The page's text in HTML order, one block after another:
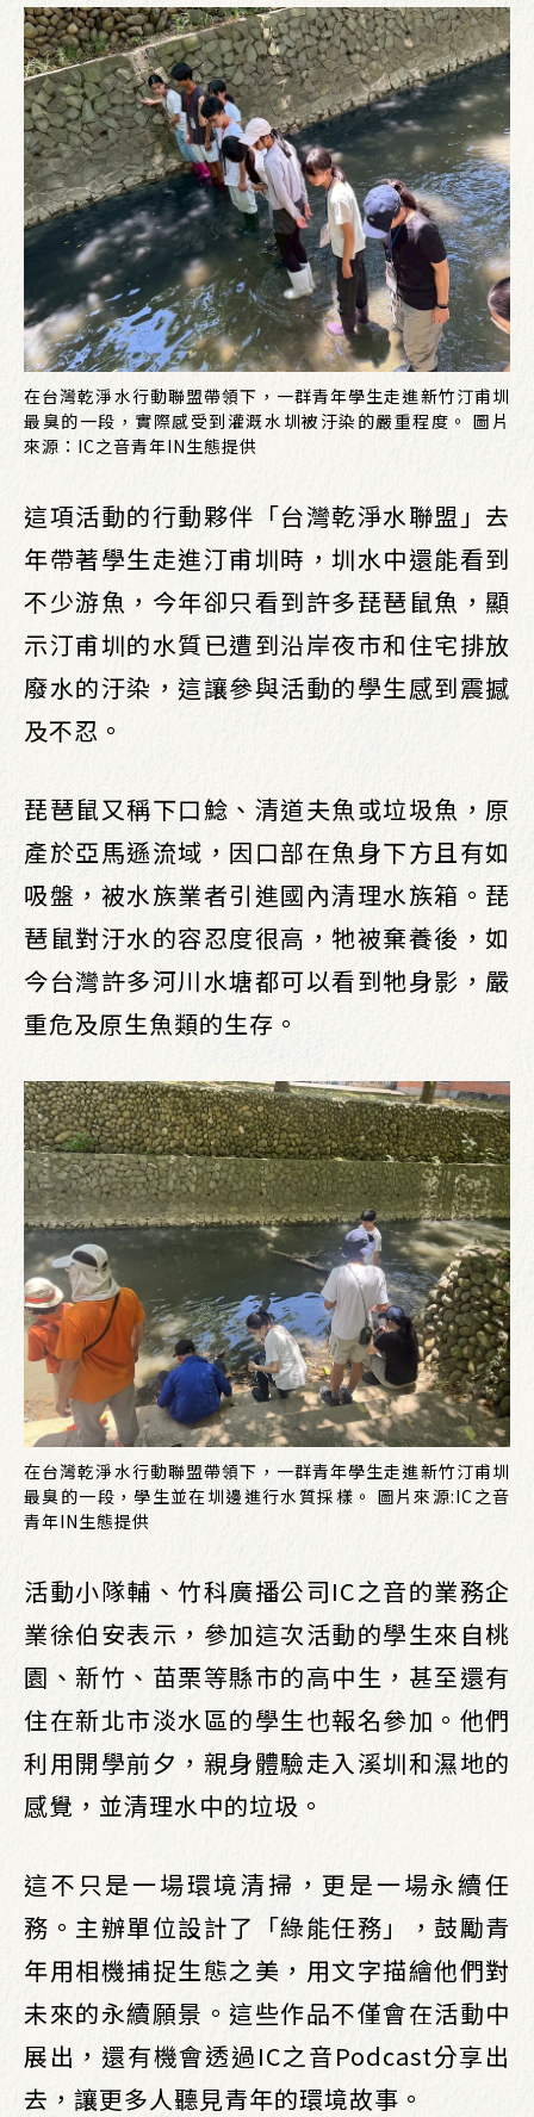
在台灣乾淨水行動聯盟帶領下，一群青年學生走進新竹汀甫圳
最臭的一段，實際感受到灌溉水圳被汙染的嚴重程度。 圖片
來源：IC之音青年IN生態提供
這項活動的行動夥伴「台灣乾淨水聯盟」去
年帶著學生走進汀甫圳時，圳水中還能看到
不少游魚，今年卻只看到許多琵琶鼠魚，顯
示汀甫圳的水質已遭到沿岸夜市和住宅排放
廢水的汙染，這讓參與活動的學生感到震撼
及不忍。
琵琶鼠又稱下口鯰、清道夫魚或垃圾魚，原
產於亞馬遜流域，因口部在魚身下方且有如
吸盤，被水族業者引進國內清理水族箱。琵
琶鼠對汙水的容忍度很高，牠被棄養後，如
今台灣許多河川水塘都可以看到牠身影，嚴
重危及原生魚類的生存。
在台灣乾淨水行動聯盟帶領下，一群青年學生走進新竹汀甫圳
最臭的一段，學生並在圳邊進行水質採樣。 圖片來源:IC之音
青年IN生態提供
活動小隊輔、竹科廣播公司IC之音的業務企
業徐伯安表示，參加這次活動的學生來自桃
園、新竹、苗栗等縣市的高中生，甚至還有
住在新北市淡水區的學生也報名參加。他們
利用開學前夕，親身體驗走入溪圳和濕地的
感覺，並清理水中的垃圾。
這不只是一場環境清掃，更是一場永續任
務。主辦單位設計了「綠能任務」，鼓勵青
年用相機捕捉生態之美，用文字描繪他們對
未來的永續願景。這些作品不僅會在活動中
展出，還有機會透過IC之音Podcast分享出
去，讓更多人聽見青年的環境故事。